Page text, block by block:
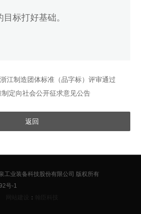
标打好基础。
浙江制造团体标准（品字标）评审通过
定向社会公开征求意见公告
返回
工业装备科技股份有限公司 版权所有
号-1
：